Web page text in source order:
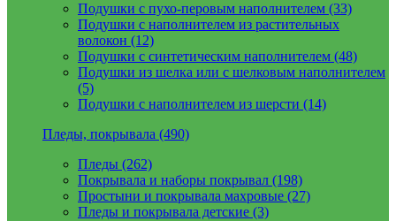
Подушки с пухо-перовым наполнителем (33)
Подушки с наполнителем из растительных
волокон (12)
Подушки с синтетическим наполнителем (48)
Подушки из шелка или с шелковым наполнителем
(5)
Подушки с наполнителем из шерсти (14)
Пледы, покрывала (490)
Пледы (262)
Покрывала и наборы покрывал (198)
Простыни и покрывала махровые (27)
Пледы и покрывала детские (3)